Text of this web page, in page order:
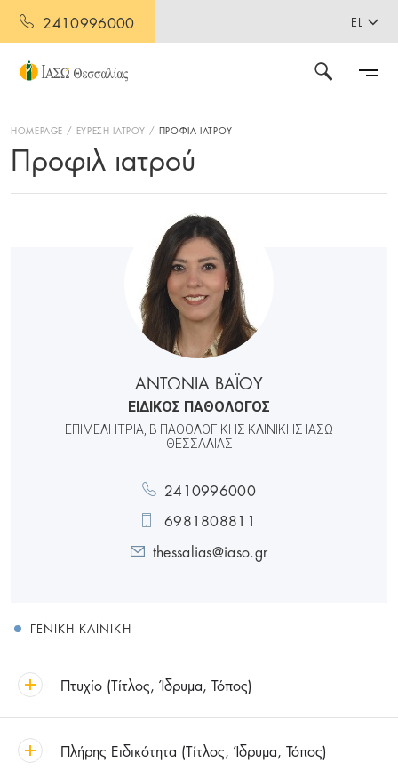
2410996000 EL
HOMEPAGE ΕΥΡΕΣΗ ΙΑΤΡΟΥ ΠΡΟΦΙΛ ΙΑΤΡΟΥ
Προφιλ ιατρού
ΑΝΤΩΝΙΑ ΒΑΪΟΥ
ΕΙΔΙΚΟΣ ΠΑΘΟΛΟΓΟΣ
ΕΠΙΜΕΛΗΤΡΙΑ, Β ΠΑΘΟΛΟΓΙΚΗΣ ΚΛΙΝΙΚΗΣ ΙΑΣΩ
ΘΕΣΣΑΛΙΑΣ
2410996000
6981808811
thessalias@iaso.gr
ΓΕΝΙΚΉ ΚΛΙΝΙΚΉ
Πτυχίο (Τίτλος, Ίδρυμα, Τόπος)
Πλήρης Ειδικότητα (Τίτλος, Ίδρυμα, Τόπος)